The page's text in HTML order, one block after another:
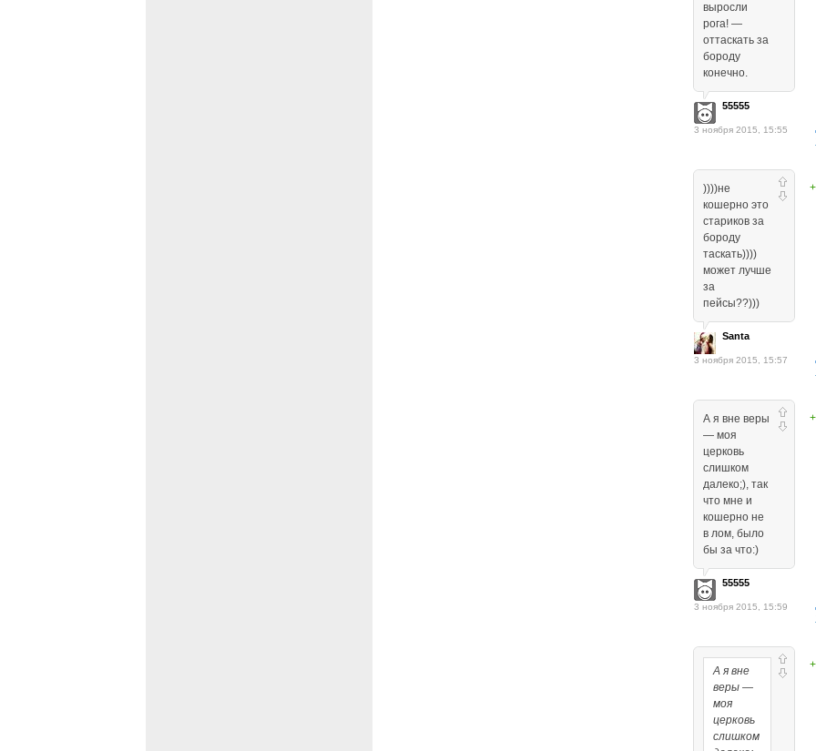
выросли
рога! —
оттаскать за
бороду
конечно.
55555
3 ноября 2015, 15:55
))))не
кошерно это
стариков за
бороду
таскать))))
может лучше
за
пейсы??)))
Santa
3 ноября 2015, 15:57
А я вне веры
— моя
церковь
слишком
далеко;), так
что мне и
кошерно не
в лом, было
бы за что:)
55555
3 ноября 2015, 15:59
А я вне
веры —
моя
церковь
слишком